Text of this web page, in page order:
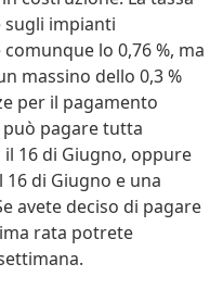
sugli impianti
lo 0,76 %, ma
massino dello 0,3 %
per il pagamento
pagare tutta
16 di Giugno, oppure
di Giugno e una
avete deciso di pagare
rata potrete